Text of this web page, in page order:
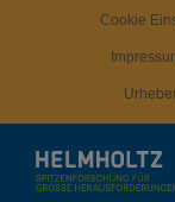
Cookie